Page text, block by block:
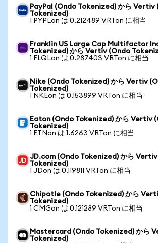
PayPal (Ondo Tokenized) から Vertiv
Tokenized)
1 PYPLon は 0.212489 VRTon に相当
Franklin US Large Cap Multifactor
Tokenized) から Vertiv (Ondo
1 FLQLon は 0.287403 VRTon に相当
Nike (Ondo Tokenized) から Vertiv
Tokenized)
1 NKEon は 0.153899 VRTon に相当
Eaton (Ondo Tokenized) から Vertiv
Tokenized)
1 ETNon は 1.6263 VRTon に相当
JD.com (Ondo Tokenized) から
Tokenized)
1 JDon は 0.119811 VRTon に相当
Chipotle (Ondo Tokenized) から
Tokenized)
1 CMGon は 0.121289 VRTon に相当
Mastercard (Ondo Tokenized) から
Tokenized)